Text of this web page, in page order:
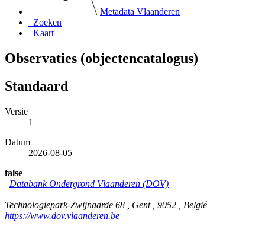
Metadata Vlaanderen
Zoeken
Kaart
Observaties (objectencatalogus)
Standaard
Versie
1
Datum
2026-08-05
false
Databank Ondergrond Vlaanderen (DOV)
Technologiepark-Zwijnaarde 68 , Gent , 9052 , België
https://www.dov.vlaanderen.be